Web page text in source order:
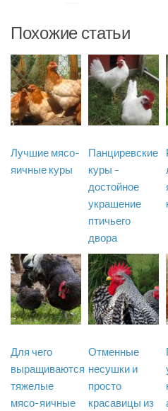
Похожие статьи
Лучшие мясо-
яичные куры
Панциревские
куры -
достойное
украшение
птичьего
двора
Для чего
выращиваются
тяжелые
мясо-яичные
Отменные
несушки и
просто
красавицы из